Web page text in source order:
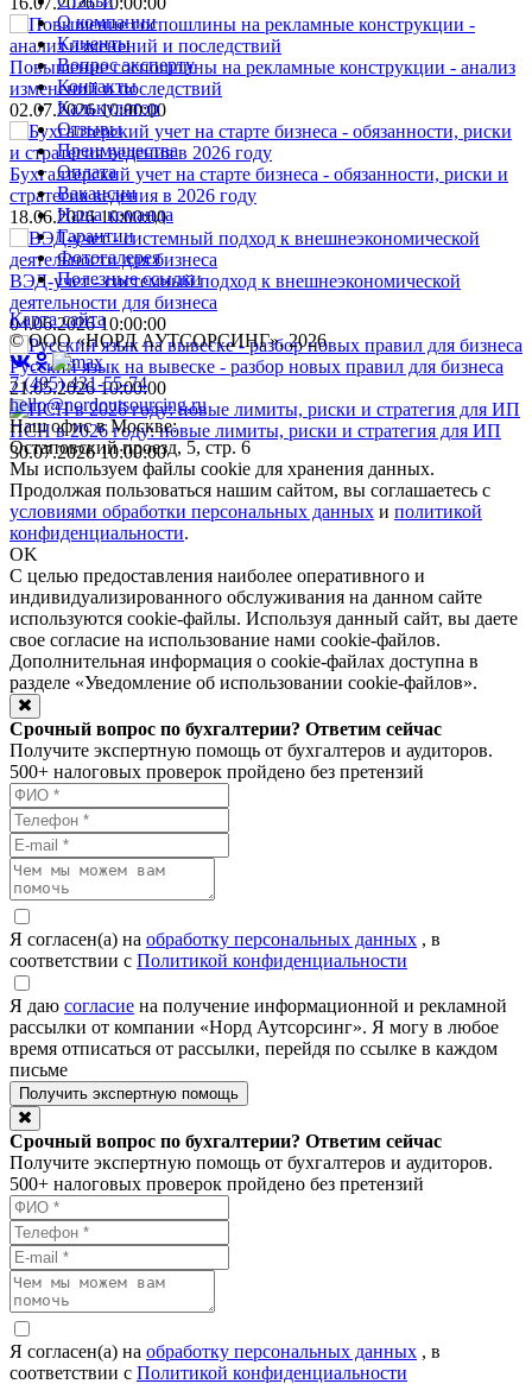
Повышение госпошлины на рекламные конструкции - анализ
изменений и последствий
02.07.2026 10:00:00
Бухгалтерский учет на старте бизнеса - обязанности, риски и
стратегия ведения в 2026 году
18.06.2026 10:00:00
ВЭД-учет - системный подход к внешнеэкономической
деятельности для бизнеса
04.06.2026 10:00:00
Русский язык на вывеске - разбор новых правил для бизнеса
21.05.2026 10:00:00
ПСН в 2026 году: новые лимиты, риски и стратегия для ИП
30.07.2026 10:00:00
О компании
Клиенты
Вопрос эксперту
Контакты
Калькулятор
Отзывы
Преимущества
Оплата
Вакансии
Наша команда
Гарантии
Фотогалерея
Полезные ссылки
Карта сайта
© ООО «НОРД АУТСОРСИНГ», 2026
7 (495) 431-55-74
hello@nordoutsourcing.ru
Наш офис в Москве:
Остаповский проезд, 5, стр. 6
Мы используем файлы cookie для хранения данных.
Продолжая пользоваться нашим сайтом, вы соглашаетесь с
условиями обработки персональных данных и политикой
конфиденциальности.
OK
С целью предоставления наиболее оперативного и
индивидуализированного обслуживания на данном сайте
используются cookie-файлы. Используя данный сайт, вы даете
свое согласие на использование нами cookie-файлов.
Дополнительная информация о cookie-файлах доступна в
разделе «Уведомление об использовании cookie-файлов».
Срочный вопрос по бухгалтерии? Ответим сейчас
Получите экспертную помощь от бухгалтеров и аудиторов.
500+ налоговых проверок пройдено без претензий
Я согласен(а) на обработку персональных данных , в
соответствии с Политикой конфиденциальности
Я даю согласие на получение информационной и рекламной
рассылки от компании «Норд Аутсорсинг». Я могу в любое
время отписаться от рассылки, перейдя по ссылке в каждом
письме
Срочный вопрос по бухгалтерии? Ответим сейчас
Получите экспертную помощь от бухгалтеров и аудиторов.
500+ налоговых проверок пройдено без претензий
Я согласен(а) на обработку персональных данных , в
соответствии с Политикой конфиденциальности